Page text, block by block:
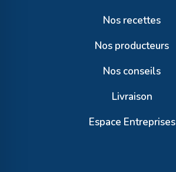
Nos recettes
Nos producteurs
Nos conseils
Livraison
Espace Entreprises